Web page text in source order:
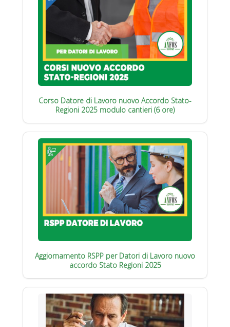
Corso Datore di Lavoro nuovo Accordo Stato-
Regioni 2025 modulo cantieri (6 ore)
Aggiornamento RSPP per Datori di Lavoro nuovo
accordo Stato Regioni 2025